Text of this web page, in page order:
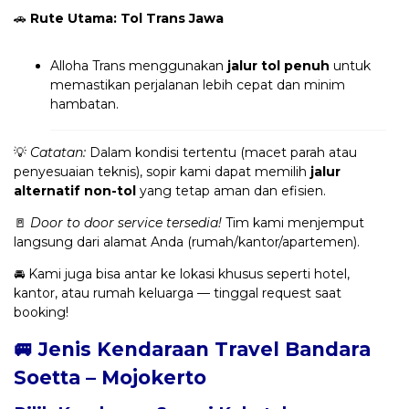
🚗 Rute Utama: Tol Trans Jawa
Alloha Trans menggunakan jalur tol penuh untuk
memastikan perjalanan lebih cepat dan minim
hambatan.
💡 Catatan: Dalam kondisi tertentu (macet parah atau
penyesuaian teknis), sopir kami dapat memilih jalur
alternatif non-tol yang tetap aman dan efisien.
🚪 Door to door service tersedia! Tim kami menjemput
langsung dari alamat Anda (rumah/kantor/apartemen).
🚘 Kami juga bisa antar ke lokasi khusus seperti hotel,
kantor, atau rumah keluarga — tinggal request saat
booking!
🚐 Jenis Kendaraan Travel Bandara
Soetta – Mojokerto